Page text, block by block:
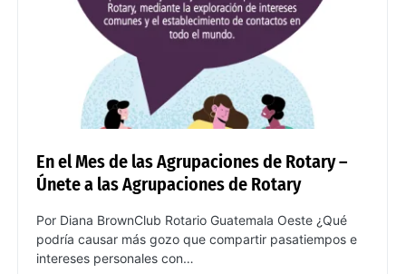
En el Mes de las Agrupaciones de Rotary –
Únete a las Agrupaciones de Rotary
Por Diana BrownClub Rotario Guatemala Oeste ¿Qué
podría causar más gozo que compartir pasatiempos e
intereses personales con…